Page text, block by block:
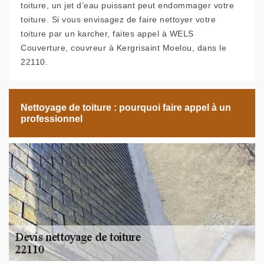
toiture, un jet d’eau puissant peut endommager votre
toiture. Si vous envisagez de faire nettoyer votre
toiture par un karcher, faites appel à WELS
Couverture, couvreur à Kergrisaint Moelou, dans le
22110.
Nettoyage de toiture : pourquoi faire appel à un
professionnel